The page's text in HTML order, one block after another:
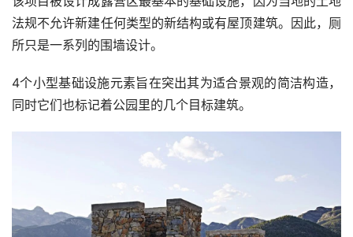
法规不允许新建任何类型的新结构或有屋顶建筑。因此，厕
所只是一系列的围墙设计。
4个小型基础设施元素旨在突出其为适合景观的简洁构造，
同时它们也标记着公园里的几个目标建筑。